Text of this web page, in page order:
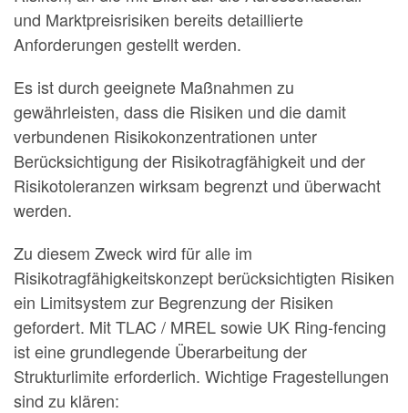
und Marktpreisrisiken bereits detaillierte
Anforderungen gestellt werden.
Es ist durch geeignete Maßnahmen zu
gewährleisten, dass die Risiken und die damit
verbundenen Risikokonzentrationen unter
Berücksichtigung der Risikotragfähigkeit und der
Risikotoleranzen wirksam begrenzt und überwacht
werden.
Zu diesem Zweck wird für alle im
Risikotragfähigkeitskonzept berücksichtigten Risiken
ein Limitsystem zur Begrenzung der Risiken
gefordert. Mit TLAC / MREL sowie UK Ring-fencing
ist eine grundlegende Überarbeitung der
Strukturlimite erforderlich. Wichtige Fragestellungen
sind zu klären: